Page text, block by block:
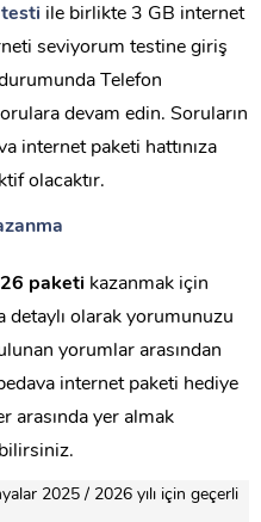
ile birlikte 3 GB internet
seviyorum testine giriş
Telefon
devam edin. Soruların
internet paketi hattınıza
olacaktır.
paketi kazanmak için
detaylı olarak yorumunuzu
yorumlar arasından
internet paketi hediye
arasında yer almak
2025 / 2026 yılı için geçerli